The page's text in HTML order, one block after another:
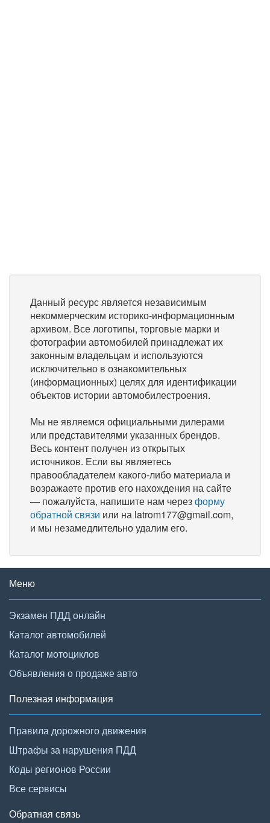
Данный ресурс является независимым
некоммерческим историко-информационным
архивом. Все логотипы, торговые марки и
фотографии автомобилей принадлежат их
законным владельцам и используются
исключительно в ознакомительных
(информационных) целях для идентификации
объектов истории автомобилестроения.
Мы не являемся официальными дилерами
или представителями указанных брендов.
Весь контент получен из открытых
источников. Если вы являетесь
правообладателем какого-либо материала и
возражаете против его нахождения на сайте
— пожалуйста, напишите нам черезформу
обратной связи или на latrom177@gmail.com,
и мы незамедлительно удалим его.
Меню
Экзамен ПДД онлайн
Каталог автомобилей
Каталог мотоциклов
Объявления о продаже авто
Полезная информация
Правила дорожного движения
Штрафы за нарушения ПДД
Коды регионов России
Все сервисы
Обратная связь